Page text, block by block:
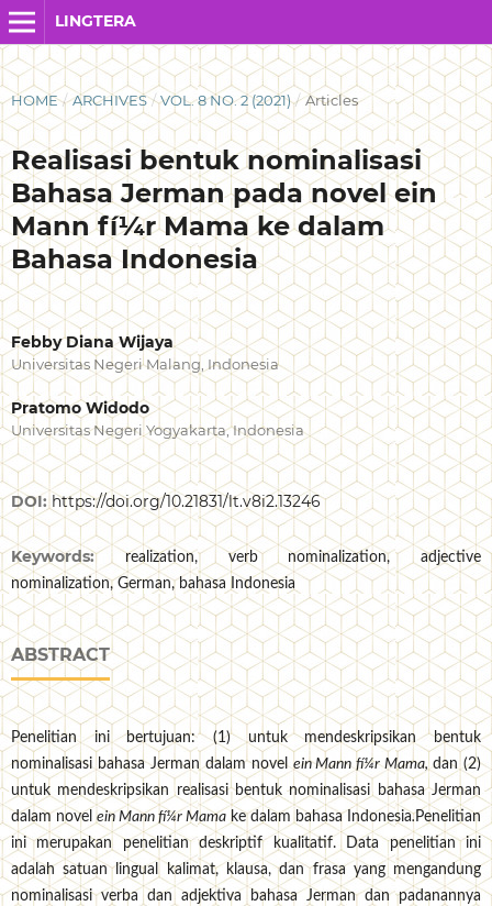
LINGTERA
HOME / ARCHIVES / VOL. 8 NO. 2 (2021) / Articles
Realisasi bentuk nominalisasi
Bahasa Jerman pada novel ein
Mann fí¼r Mama ke dalam
Bahasa Indonesia
Febby Diana Wijaya
Universitas Negeri Malang, Indonesia
Pratomo Widodo
Universitas Negeri Yogyakarta, Indonesia
DOI: https://doi.org/10.21831/lt.v8i2.13246
Keywords:realization, verb nominalization, adjective
nominalization, German, bahasa Indonesia
ABSTRACT
Penelitian ini bertujuan: (1) untuk mendeskripsikan bentuk
nominalisasi bahasa Jerman dalam novel ein Mann fí¼r Mama,dan (2)
untuk mendeskripsikan realisasi bentuk nominalisasi bahasa Jerman
dalam novel ein Mann fí¼r Mama ke dalam bahasa Indonesia.Penelitian
ini merupakan penelitian deskriptif kualitatif. Data penelitian ini
adalah satuan lingual kalimat, klausa, dan frasa yang mengandung
nominalisasi verba dan adjektiva bahasa Jerman dan padanannya